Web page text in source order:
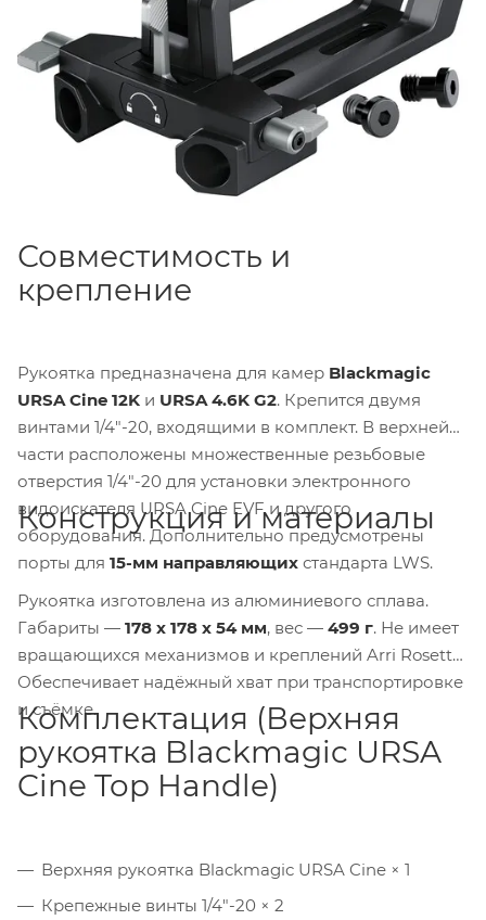
Совместимость и
крепление
Рукоятка предназначена для камер Blackmagic
URSA Cine 12K и URSA 4.6K G2. Крепится двумя
винтами 1/4"-20, входящими в комплект. В верхней
части расположены множественные резьбовые
отверстия 1/4"-20 для установки электронного
видоискателя URSA Cine EVF и другого
оборудования. Дополнительно предусмотрены
порты для 15-мм направляющих стандарта LWS.
Конструкция и материалы
Рукоятка изготовлена из алюминиевого сплава.
Габариты — 178 x 178 x 54 мм, вес — 499 г. Не имеет
вращающихся механизмов и креплений Arri Rosette.
Обеспечивает надёжный хват при транспортировке
и съёмке.
Комплектация (Верхняя
рукоятка Blackmagic URSA
Cine Top Handle)
Верхняя рукоятка Blackmagic URSA Cine × 1
Крепежные винты 1/4"-20 × 2